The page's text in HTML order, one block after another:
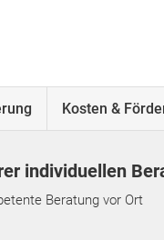
Kosten &
individuellen
Beratung vor Ort